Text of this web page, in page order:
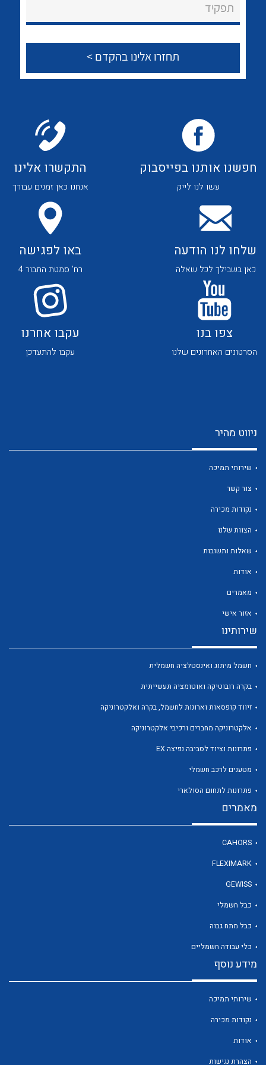
צור קשר
לכל מוצרי היצרן
לכל מוצרי היצרן לכל מוצרי היצרן
לכל מוצרי היצרן
תפקיד
חפשנו אותנו בפייסבוק
עשו לנו לייק
התקשרו אלינו
אנחנו כאן זמנים עבורך
שלחו לנו הודעה
כאן בשבילך לכל שאלה
באו לפגישה
רח' סמטת התבור 4
צפו בנו
הסרטונים האחרונים שלנו
עקבו אחרנו
עקבו להתעדכן
ניווט מהיר
שירותי תמיכה
צור קשר
נקודות מכירה
הצוות שלנו
שאלות ותשובות
אודות
מאמרים
אזור אישי
שירותינו
חשמל מיתוג ואינסטלציה חשמלית
בקרה רובוטיקה ואוטומציה תעשייתית
זיווד קופסאות וארונות לחשמל, בקרה ואלקטרוניקה
אלקטרוניקה מחברים ורכיבי אלקטרוניקה
פתרונות וציוד לסביבה נפיצה EX
מטענים לרכב חשמלי
פתרונות לתחום הסולארי
מאמרים
CAHORS
FLEXIMARK
GEWISS
כבל חשמלי
כבל מתח גבוה
כלי עבודה חשמליים
מידע נוסף
שירותי תמיכה
נקודות מכירה
אודות
הצהרת נגישות